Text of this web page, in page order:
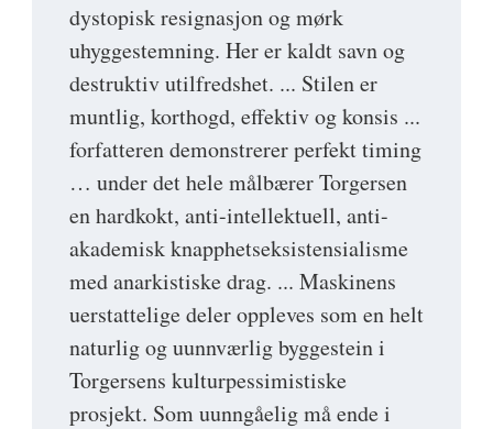
dystopisk resignasjon og mørk
uhyggestemning. Her er kaldt savn og
destruktiv utilfredshet. ... Stilen er
muntlig, korthogd, effektiv og konsis ...
forfatteren demonstrerer perfekt timing
… under det hele målbærer Torgersen
en hardkokt, anti-intellektuell, anti-
akademisk knapphetseksistensialisme
med anarkistiske drag. ... Maskinens
uerstattelige deler oppleves som en helt
naturlig og uunnværlig byggestein i
Torgersens kulturpessimistiske
prosjekt. Som uunngåelig må ende i